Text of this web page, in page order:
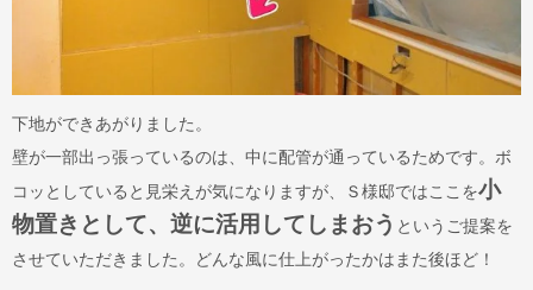
下地ができあがりました。
壁が一部出っ張っているのは、中に配管が通っているためです。ボ
コッとしていると見栄えが気になりますが、Ｓ様邸ではここを小
物置きとして、逆に活用してしまおう というご提案を
させていただきました。どんな風に仕上がったかはまた後ほど！